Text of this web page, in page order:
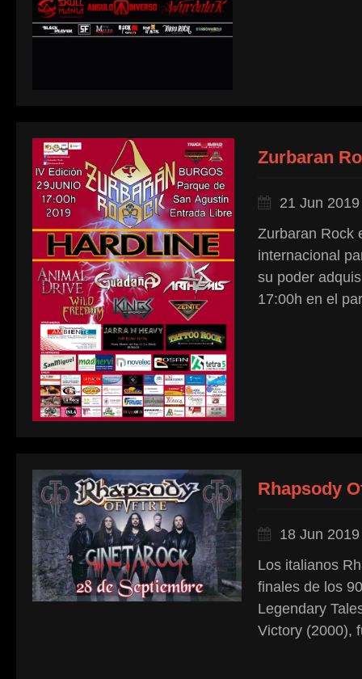
Zurbaran
21 Jun 2019
Zurbaran Rock
internacional
su poder
17:00h en el
Rhapsody
18 Jun 2019
Los italianos
finales de los
Legendary
Victory (2000),